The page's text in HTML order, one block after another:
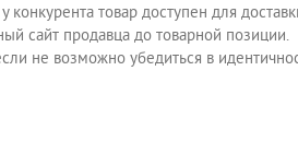
конкурента товар доступен для
сайт продавца до товарной позиции.
не возможно убедиться в